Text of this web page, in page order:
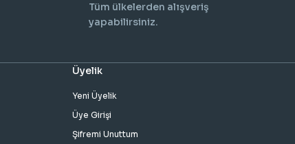
Tüm ülkelerden alışveriş
yapabilirsiniz.
Üyelik
Yeni Üyelik
Üye Girişi
Şifremi Unuttum